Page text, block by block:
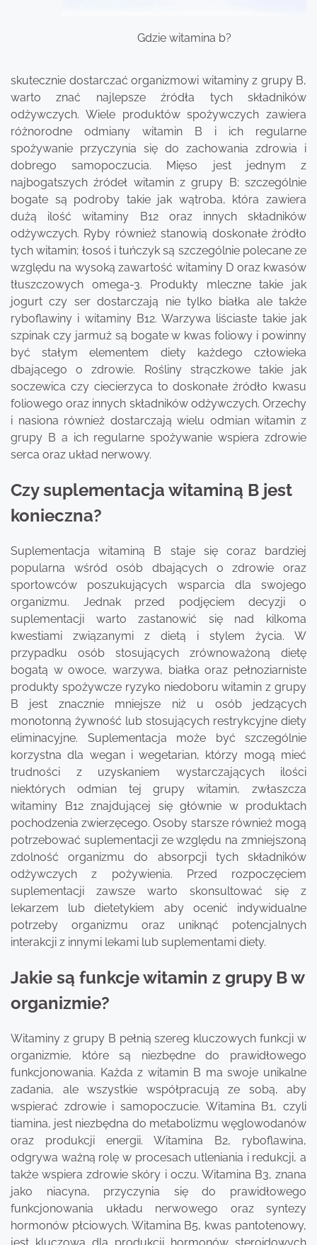
Gdzie witamina b?
skutecznie dostarczać organizmowi witaminy z grupy B,
warto znać najlepsze źródła tych składników
odżywczych. Wiele produktów spożywczych zawiera
różnorodne odmiany witamin B i ich regularne
spożywanie przyczynia się do zachowania zdrowia i
dobrego samopoczucia. Mięso jest jednym z
najbogatszych źródeł witamin z grupy B; szczególnie
bogate są podroby takie jak wątroba, która zawiera
dużą ilość witaminy B12 oraz innych składników
odżywczych. Ryby również stanowią doskonałe źródło
tych witamin; łosoś i tuńczyk są szczególnie polecane ze
względu na wysoką zawartość witaminy D oraz kwasów
tłuszczowych omega-3. Produkty mleczne takie jak
jogurt czy ser dostarczają nie tylko białka ale także
ryboflawiny i witaminy B12. Warzywa liściaste takie jak
szpinak czy jarmuż są bogate w kwas foliowy i powinny
być stałym elementem diety każdego człowieka
dbającego o zdrowie. Rośliny strączkowe takie jak
soczewica czy ciecierzyca to doskonałe źródło kwasu
foliowego oraz innych składników odżywczych. Orzechy
i nasiona również dostarczają wielu odmian witamin z
grupy B a ich regularne spożywanie wspiera zdrowie
serca oraz układ nerwowy.
Czy suplementacja witaminą B jest
konieczna?
Suplementacja witaminą B staje się coraz bardziej
popularna wśród osób dbających o zdrowie oraz
sportowców poszukujących wsparcia dla swojego
organizmu. Jednak przed podjęciem decyzji o
suplementacji warto zastanowić się nad kilkoma
kwestiami związanymi z dietą i stylem życia. W
przypadku osób stosujących zrównoważoną dietę
bogatą w owoce, warzywa, białka oraz pełnoziarniste
produkty spożywcze ryzyko niedoboru witamin z grupy
B jest znacznie mniejsze niż u osób jedzących
monotonną żywność lub stosujących restrykcyjne diety
eliminacyjne. Suplementacja może być szczególnie
korzystna dla wegan i wegetarian, którzy mogą mieć
trudności z uzyskaniem wystarczających ilości
niektórych odmian tej grupy witamin, zwłaszcza
witaminy B12 znajdującej się głównie w produktach
pochodzenia zwierzęcego. Osoby starsze również mogą
potrzebować suplementacji ze względu na zmniejszoną
zdolność organizmu do absorpcji tych składników
odżywczych z pożywienia. Przed rozpoczęciem
suplementacji zawsze warto skonsultować się z
lekarzem lub dietetykiem aby ocenić indywidualne
potrzeby organizmu oraz uniknąć potencjalnych
interakcji z innymi lekami lub suplementami diety.
Jakie są funkcje witamin z grupy B w
organizmie?
Witaminy z grupy B pełnią szereg kluczowych funkcji w
organizmie, które są niezbędne do prawidłowego
funkcjonowania. Każda z witamin B ma swoje unikalne
zadania, ale wszystkie współpracują ze sobą, aby
wspierać zdrowie i samopoczucie. Witamina B1, czyli
tiamina, jest niezbędna do metabolizmu węglowodanów
oraz produkcji energii. Witamina B2, ryboflawina,
odgrywa ważną rolę w procesach utleniania i redukcji, a
także wspiera zdrowie skóry i oczu. Witamina B3, znana
jako niacyna, przyczynia się do prawidłowego
funkcjonowania układu nerwowego oraz syntezy
hormonów płciowych. Witamina B5, kwas pantotenowy,